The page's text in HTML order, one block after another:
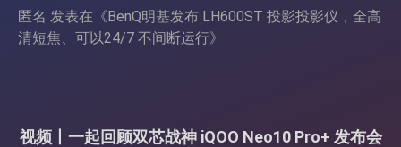
匿名 发表在《BenQ明基发布 LH600ST 投影投影仪，全高
清短焦、可以24/7 不间断运行》
视频丨一起回顾双芯战神 iQOO Neo10 Pro+ 发布会